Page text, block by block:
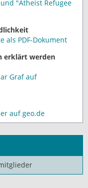
"Atheist Refugee
als PDF-Dokument
erklärt werden
Graf auf
auf geo.de